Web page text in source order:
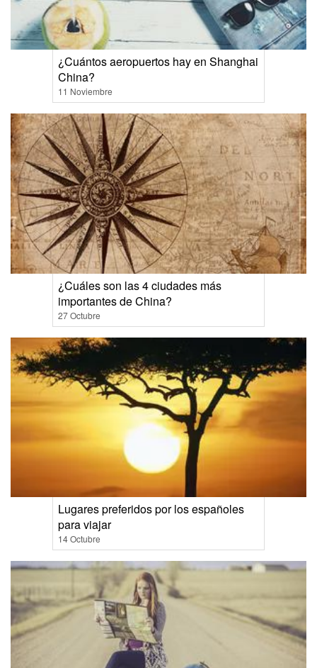
¿Cuántos aeropuertos hay en Shanghai
China?
11 Noviembre
¿Cuáles son las 4 ciudades más
importantes de China?
27 Octubre
Lugares preferidos por los españoles
para viajar
14 Octubre